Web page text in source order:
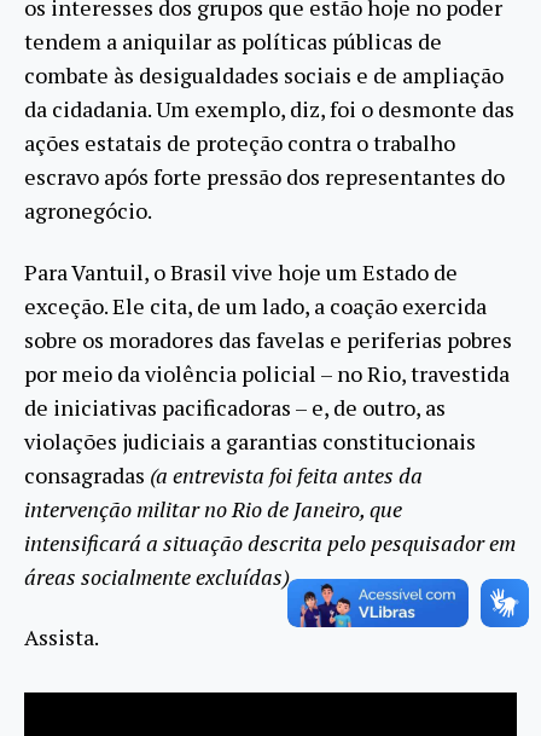
os interesses dos grupos que estão hoje no poder
tendem a aniquilar as políticas públicas de
combate às desigualdades sociais e de ampliação
da cidadania. Um exemplo, diz, foi o desmonte das
ações estatais de proteção contra o trabalho
escravo após forte pressão dos representantes do
agronegócio.
Para Vantuil, o Brasil vive hoje um Estado de
exceção. Ele cita, de um lado, a coação exercida
sobre os moradores das favelas e periferias pobres
por meio da violência policial – no Rio, travestida
de iniciativas pacificadoras – e, de outro, as
violações judiciais a garantias constitucionais
consagradas (a entrevista foi feita antes da
intervenção militar no Rio de Janeiro, que
intensificará a situação descrita pelo pesquisador em
áreas socialmente excluídas)
Assista.